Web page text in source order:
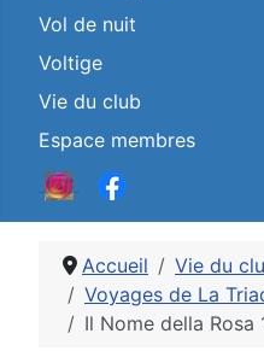
Vol de nuit
Voltige
Vie du club
Espace membres
Accueil Vie du
Voyages de La
Il Nome della Rosa